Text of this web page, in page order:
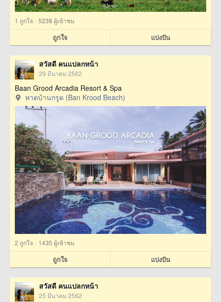
1 ถูกใจ · 5238 ผู้เข้าชม
ถูกใจ แบ่งปัน
สวัสดี คนแปลกหน้า
29 มีนาคม 2562
Baan Grood Arcadia Resort & Spa
หาดบ้านกรูด (Ban Krood Beach)
2 ถูกใจ · 1435 ผู้เข้าชม
ถูกใจ แบ่งปัน
สวัสดี คนแปลกหน้า
25 มีนาคม 2562